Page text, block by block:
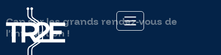
Cap sur les grands rendez-vous de
l’innovation !